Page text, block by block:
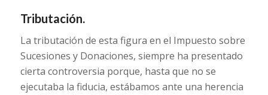
Tributación.
La tributación de esta figura en el Impuesto sobre
Sucesiones y Donaciones, siempre ha presentado
cierta controversia porque, hasta que no se
ejecutaba la fiducia, estábamos ante una herencia